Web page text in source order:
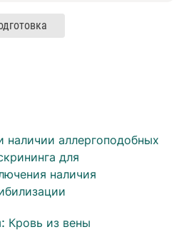
наличии аллергоподобных
для
наличия
Кровь из вены